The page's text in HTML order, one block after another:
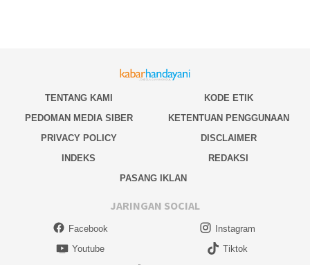
TENTANG KAMI
KODE ETIK
PEDOMAN MEDIA SIBER
KETENTUAN PENGGUNAAN
PRIVACY POLICY
DISCLAIMER
INDEKS
REDAKSI
PASANG IKLAN
JARINGAN SOCIAL
Facebook
Instagram
Youtube
Tiktok